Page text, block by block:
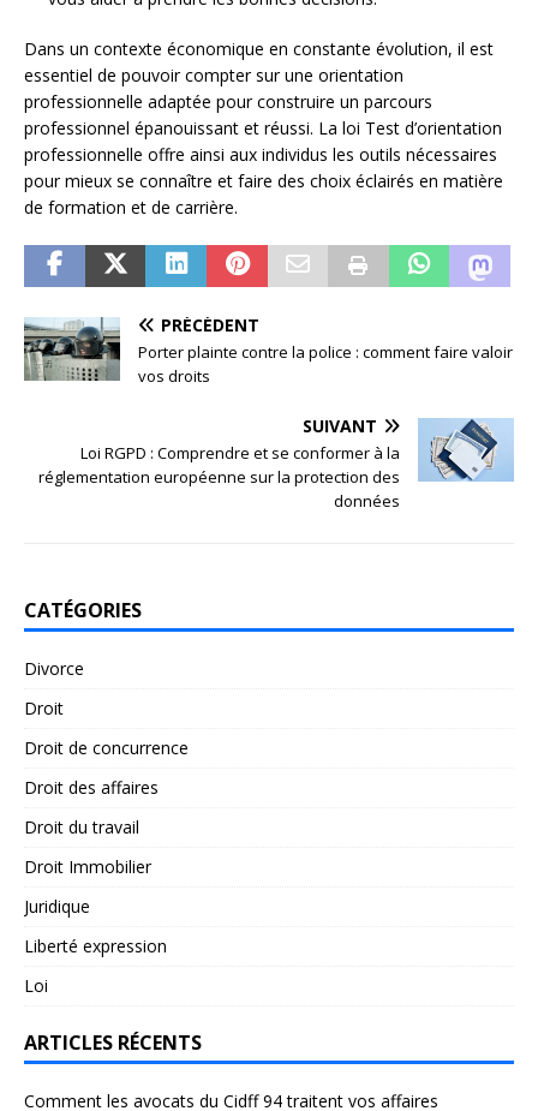
Dans un contexte économique en constante évolution, il est
essentiel de pouvoir compter sur une orientation
professionnelle adaptée pour construire un parcours
professionnel épanouissant et réussi. La loi Test d’orientation
professionnelle offre ainsi aux individus les outils nécessaires
pour mieux se connaître et faire des choix éclairés en matière
de formation et de carrière.
PRÉCÉDENT
Porter plainte contre la police : comment faire valoir
vos droits
SUIVANT
Loi RGPD : Comprendre et se conformer à la
réglementation européenne sur la protection des
données
CATÉGORIES
Divorce
Droit
Droit de concurrence
Droit des affaires
Droit du travail
Droit Immobilier
Juridique
Liberté expression
Loi
ARTICLES RÉCENTS
Comment les avocats du Cidff 94 traitent vos affaires